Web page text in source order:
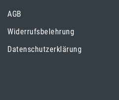
AGB
Widerrufsbelehrung
Datenschutzerklärung